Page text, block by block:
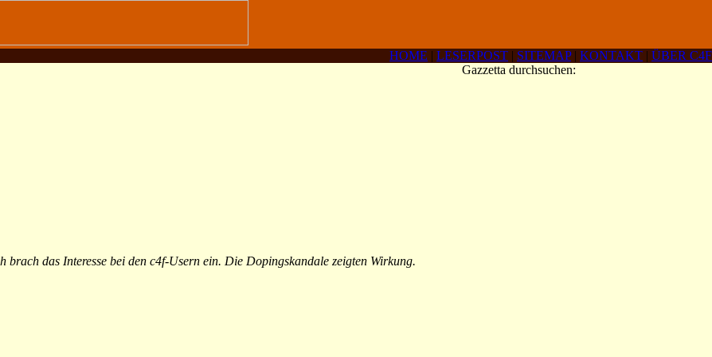
HOME | LESERPOST | SITEMAP| KONTAKT | ÜBER C4F
das Interesse bei den c4f-Usern ein. Die Dopingskandale zeigten Wirkung.
Gazzetta durchsuchen: